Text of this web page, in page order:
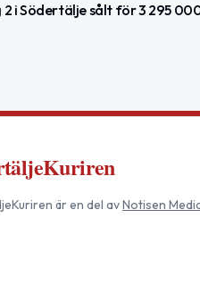
2 i Södertälje sålt för 3 295
är en del avNotisen